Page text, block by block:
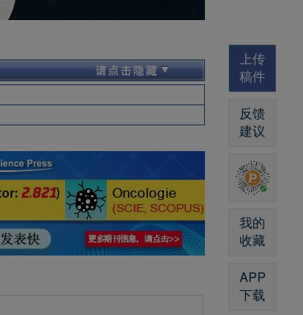
上传
稿件
反馈
建议
我的
收藏
APP
下载